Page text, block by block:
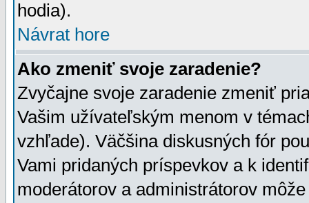
hodia).
Návrat hore
Ako zmeniť svoje zaradenie?
Zvyčajne svoje zaradenie zmeniť
Vašim užívateľským menom v
vzhľade). Väčšina diskusných fór
Vami pridaných príspevkov a k
moderátorov a administrátorov